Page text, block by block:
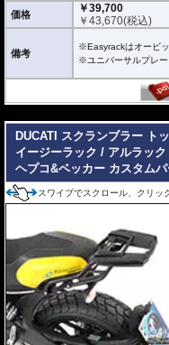
固定タイプ Alu rack / アルラッ
位置決めガイドがボルトで固定
リアとなります。
ケースを取り付けたまま使用す
リーズナブルな価格も魅力。
その他、付属の取付用フレーム
高耐久パウダー塗装仕上げ。
※写真のEasylackは位置決めガ
イドを取り付けた状態です。
ヘプコ&ベッカーのトップケー
価格
￥39,700
￥43,670(税込)
備考
※Easyrackはオービ
※ユニバーサルプレー
DUCATI スクランブラー ト
イージーラック / アルラック
ヘプコ&ベッカー カスタムパ
スワイプでスクロール、クリッ